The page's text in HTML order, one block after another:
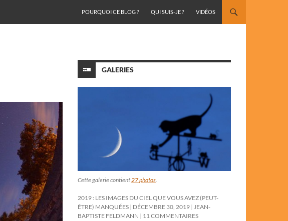
POURQUOI CE BLOG ?
QUI SUIS-JE ? VIDÉOS
GALERIES
Cette galerie contient27 photos.
2019 : LES IMAGES DU CIEL QUE VOUS AVEZ (PEUT-
ÊTRE) MANQUÉES DÉCEMBRE 30, 2019 JEAN-
BAPTISTE FELDMANN
11 COMMENTAIRES